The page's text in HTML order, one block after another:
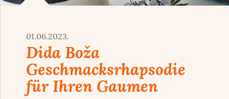
01.06.2023.
Dida Boža
Geschmacksrhapsodie
für Ihren Gaumen